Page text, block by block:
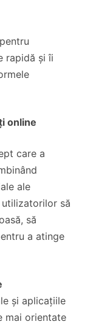
rapidă și îi
online
care a
ale
să
să
a atinge
și aplicațiile
mai orientate